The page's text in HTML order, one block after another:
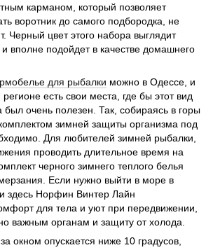
карманом, который позволяет
воротник до самого подбородка, не
Черный цвет этого набора выглядит
вполне подойдет в качестве домашнего
для рыбалки можно в Одессе, и
есть свои места, где бы этот вид
был очень полезен. Так, собираясь в горы
зимней защиты организма под
Для любителей зимней рыбалки,
проводить длительное время на
черного зимнего теплого белья
Если нужно выйти в море в
здесь Норфин Винтер Лайн
для тела и уют при передвижении,
важным органам и защиту от холода.
окном опускается ниже 10 градусов,